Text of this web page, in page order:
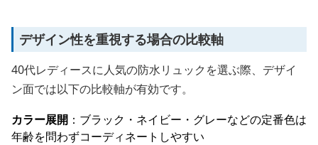
デザイン性を重視する場合の比較軸
40代レディースに人気の防水リュックを選ぶ際、デザイ
ン面では以下の比較軸が有効です。
カラー展開 ：ブラック・ネイビー・グレーなどの定番色は
年齢を問わずコーディネートしやすい